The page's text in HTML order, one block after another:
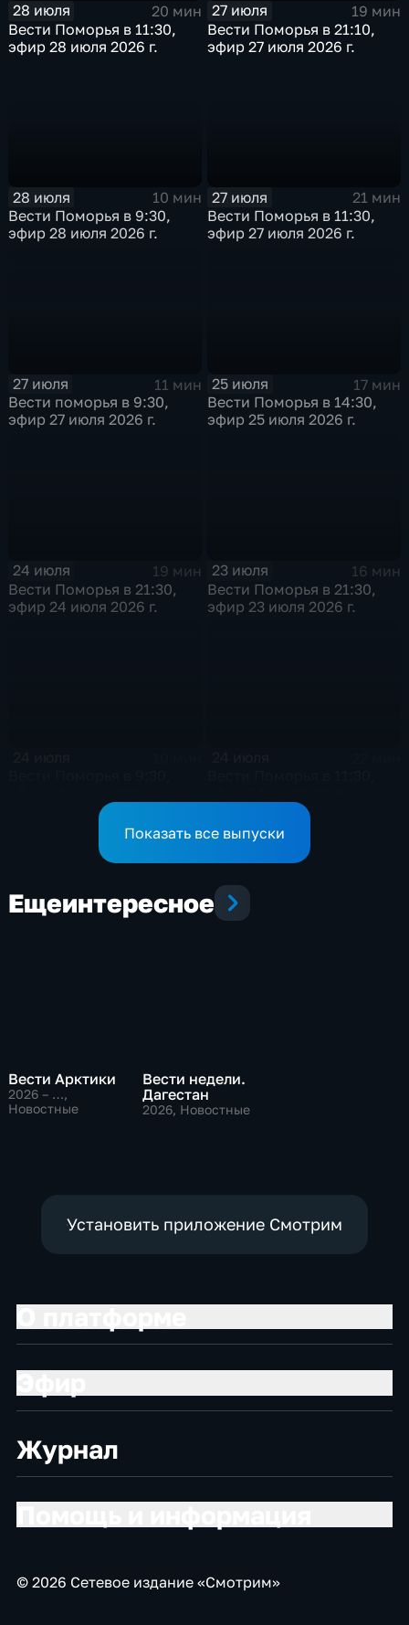
28 июля
20 мин
Вести Поморья в 11:30,
эфир 28 июля 2026 г.
27 июля
19 мин
Вести Поморья в 21:10,
эфир 27 июля 2026 г.
28 июля
10 мин
Вести Поморья в 9:30,
эфир 28 июля 2026 г.
27 июля
21 мин
Вести Поморья в 11:30,
эфир 27 июля 2026 г.
27 июля
11 мин
Вести поморья в 9:30,
эфир 27 июля 2026 г.
25 июля
17 мин
Вести Поморья в 14:30,
эфир 25 июля 2026 г.
24 июля
19 мин
Вести Поморья в 21:30,
эфир 24 июля 2026 г.
23 июля
16 мин
Вести Поморья в 21:30,
эфир 23 июля 2026 г.
Показать все выпуски
Ещеинтересное
Вести Арктики
2026 – …,
Новостные
Вести недели.
Дагестан
2026, Новостные
Установить приложение Смотрим
Журнал
© 2026 Сетевое издание «Смотрим»